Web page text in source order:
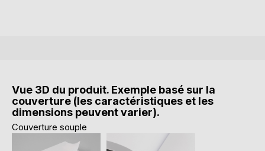
Vue 3D du produit. Exemple basé sur la
couverture (les caractéristiques et les
dimensions peuvent varier).
Couverture souple